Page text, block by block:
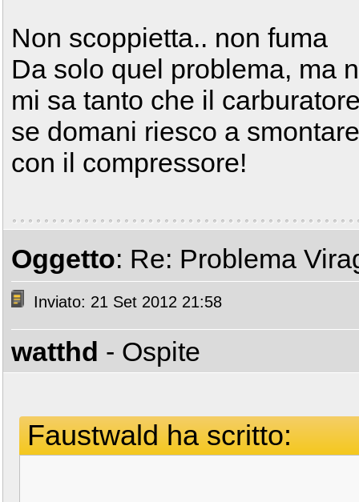
Non scoppietta.. non fuma
Da solo quel problema, ma
mi sa tanto che il
se domani riesco a
con il compressore!
Oggetto: Re: Problema
Inviato: 21 Set 2012 21:58
watthd - Ospite
Faustwald ha scritto: